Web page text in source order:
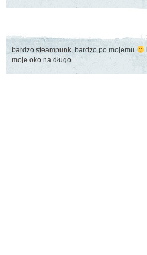
bardzo steampunk, bardzo po mojemu
moje oko na długo